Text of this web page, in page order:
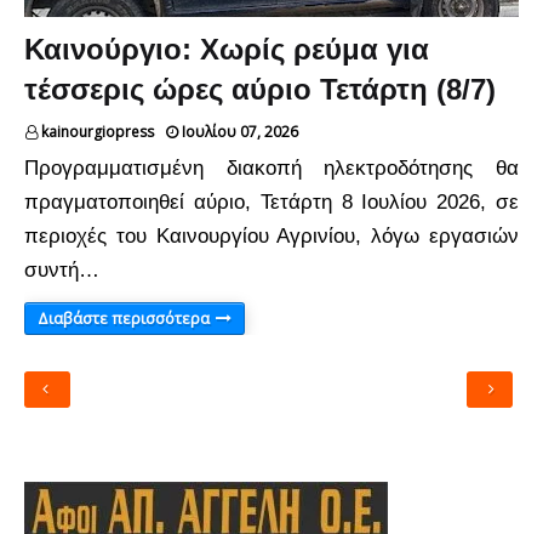
Καινούργιο: Χωρίς ρεύμα για
τέσσερις ώρες αύριο Τετάρτη (8/7)
kainourgiopress Ιουλίου 07, 2026
Προγραμματισμένη διακοπή ηλεκτροδότησης θα
πραγματοποιηθεί αύριο, Τετάρτη 8 Ιουλίου 2026, σε
περιοχές του Καινουργίου Αγρινίου, λόγω εργασιών
συντή…
Διαβάστε περισσότερα